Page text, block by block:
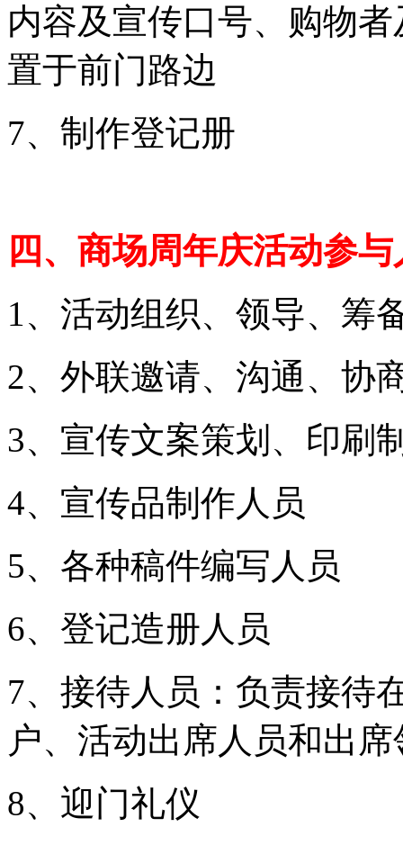
内容及宣传口号、购物
置于前门路边
7、制作登记册
四、商场周年庆活动参
1、活动组织、领导、筹
2、外联邀请、沟通、协
3、宣传文案策划、印刷
4、宣传品制作人员
5、各种稿件编写人员
6、登记造册人员
7、接待人员：负责接待
户、活动出席人员和出
8、迎门礼仪